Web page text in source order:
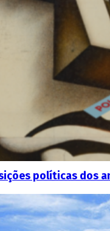
políticas dos